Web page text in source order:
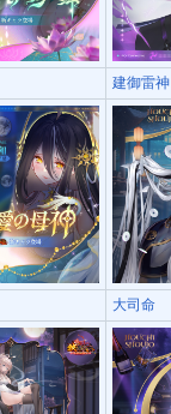
建御雷神
大司命